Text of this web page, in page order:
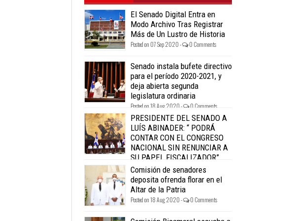
El Senado Digital Entra en
Modo Archivo Tras Registrar
Más de Un Lustro de Historia
Posted on 07 Sep 2020 - 0 Comments
Senado instala bufete directivo
para el período 2020-2021, y
deja abierta segunda
legislatura ordinaria
Posted on 18 Aug 2020 - 0 Comments
PRESIDENTE DEL SENADO A
LUÍS ABINADER: “ PODRÁ
CONTAR CON EL CONGRESO
NACIONAL SIN RENUNCIAR A
SU PAPEL FISCALIZADOR”.
Posted on 18 Aug 2020 - 0 Comments
Comisión de senadores
deposita ofrenda florar en el
Altar de la Patria
Posted on 18 Aug 2020 - 0 Comments